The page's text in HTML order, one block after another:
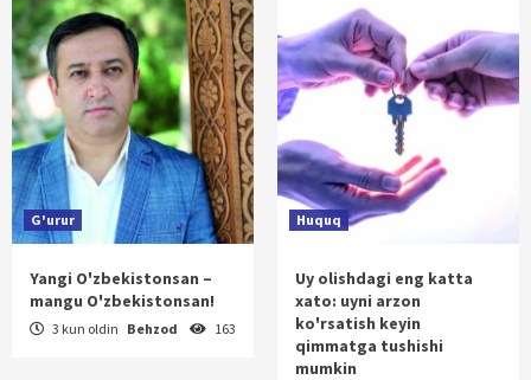
G'urur
Yangi O'zbekistonsan –
mangu O'zbekistonsan!
3 kun oldin Behzod 163
Huquq
Uy olishdagi eng katta
xato: uyni arzon
ko'rsatish keyin
qimmatga tushishi
mumkin